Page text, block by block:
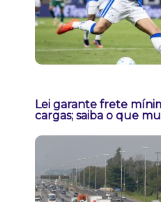
Lei garante frete
cargas; saiba o que